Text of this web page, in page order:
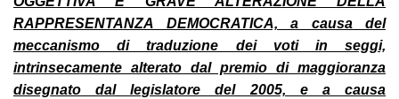
RAPPRESENTANZA DEMOCRATICA, a causa del
meccanismo di traduzione dei voti in seggi,
intrinsecamente alterato dal premio di maggioranza
disegnato dal legislatore del 2005, e a causa